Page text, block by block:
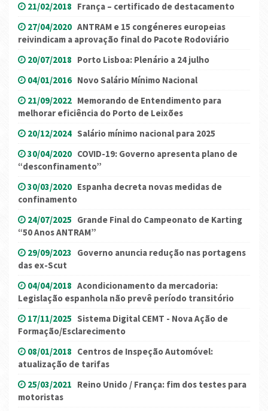
21/02/2018 França – certificado de destacamento
27/04/2020 ANTRAM e 15 congéneres europeias
reivindicam a aprovação final do Pacote Rodoviário
20/07/2018 Porto Lisboa: Plenário a 24 julho
04/01/2016 Novo Salário Mínimo Nacional
21/09/2022 Memorando de Entendimento para
melhorar eficiência do Porto de Leixões
20/12/2024 Salário mínimo nacional para 2025
30/04/2020 COVID-19: Governo apresenta plano de
“desconfinamento”
30/03/2020 Espanha decreta novas medidas de
confinamento
24/07/2025 Grande Final do Campeonato de Karting
“50 Anos ANTRAM”
29/09/2023 Governo anuncia redução nas portagens
das ex-Scut
04/04/2018 Acondicionamento da mercadoria:
Legislação espanhola não prevê período transitório
17/11/2025 Sistema Digital CEMT - Nova Ação de
Formação/Esclarecimento
08/01/2018 Centros de Inspeção Automóvel:
atualização de tarifas
25/03/2021 Reino Unido / França: fim dos testes para
motoristas